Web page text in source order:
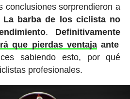
conclusiones sorprendieron a
La barba de los ciclista no
. Definitivamente
que pierdas ventajaante
sabiendo esto, por qué
profesionales.